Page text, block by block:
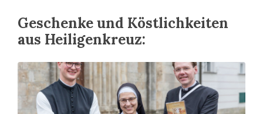
Geschenke und Köstlichkeiten
aus Heiligenkreuz: